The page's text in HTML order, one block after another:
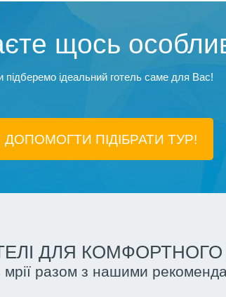
щось
підберемо ідеальний готель саме для Вас!
ДОПОМОГТИ ПІДIБРАТИ ТУР!
ДЛЯ
мрії разом з нашими